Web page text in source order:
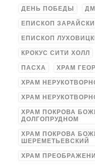
ДЕНЬ ПОБЕДЫ
ЕПИСКОП
ЕПИСКОП
КРОКУС СИТИ ХОЛЛ
ПАСХА ХРАМ
ХРАМ
ХРАМ
ХРАМ ПОКРОВА
ДОЛГОПРУДНОМ
ХРАМ ПОКРОВА
ШЕРЕМЕТЬЕВСКИЙ
ХРАМ